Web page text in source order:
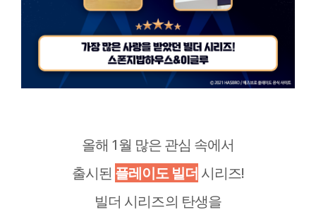
올해 1월 많은 관심 속에서
출시된 플레이도 빌더 시리즈!
빌더 시리즈의 탄생을